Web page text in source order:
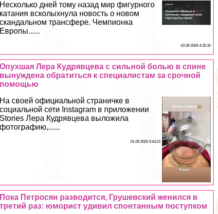
Несколько дней тому назад мир фигурного
катания всколыхнула новость о новом
скандальном трaнcфере. Чемпионка
Европы......
03 08 2026 4:35:32
Опухшая Лера Кудрявцева с сильной болью в спине
вынуждена обратиться к специалистам за срочной
помощью
На своей официальной страничке в
социальной сети Instagram в приложении
Stories Лера Кудрявцева выложила
фотографию,......
01 08 2026 5:43:21
Пока Петросян разводится, Грушевский женился в
третий раз: юморист удивил спонтанным поступком